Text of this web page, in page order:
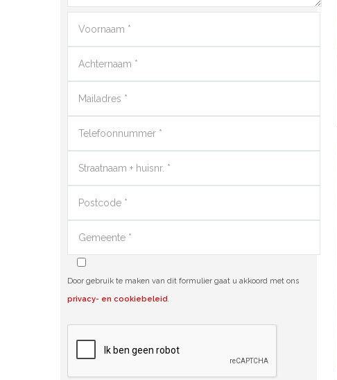
Door gebruik te maken van dit formulier gaat u akkoord met ons
privacy- en cookiebeleid.